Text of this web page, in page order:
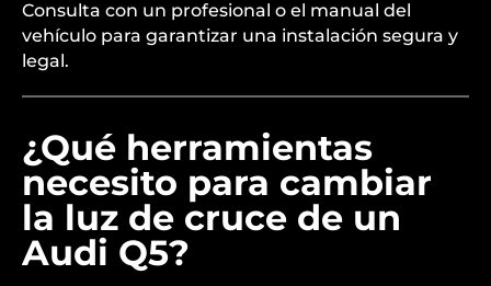
Consulta con un profesional o el manual del
vehículo para garantizar una instalación segura y
legal.
¿Qué herramientas
necesito para cambiar
la luz de cruce de un
Audi Q5?